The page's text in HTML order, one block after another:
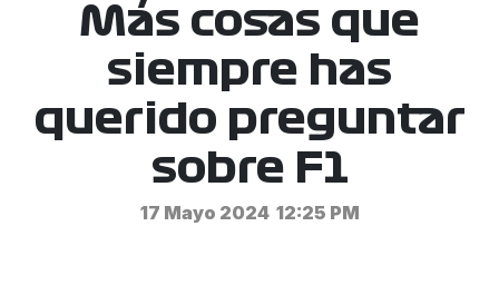
Más cosas que
siempre has
querido preguntar
sobre F1
17 Mayo 2024 12:25 PM